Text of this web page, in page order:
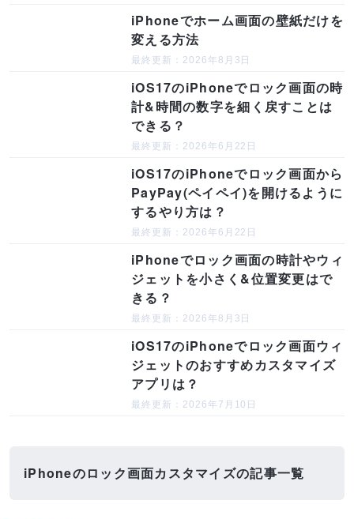
iPhoneでホーム画面の壁紙だけを
変える方法
最終更新：2026年8月3日
iOS17のiPhoneでロック画面の時
計&時間の数字を細く戻すことは
できる？
最終更新：2026年6月22日
iOS17のiPhoneでロック画面から
PayPay(ペイペイ)を開けるように
するやり方は？
最終更新：2026年6月22日
iPhoneでロック画面の時計やウィ
ジェットを小さく&位置変更はで
きる？
最終更新：2026年8月3日
iOS17のiPhoneでロック画面ウィ
ジェットのおすすめカスタマイズ
アプリは？
最終更新：2026年7月10日
iPhoneのロック画面カスタマイズの記事一覧